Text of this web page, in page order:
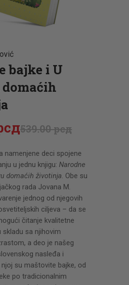
bajke i U
539.00рсд
namenjene deci spojene
u jednu knjigu: Narodne
domaćih životinja. Obe su
rada Jovana M.
jednog od njegovih
ciljeva – da se
čitanje kvalitetne
skladu sa njihovim
a deo je našeg
nasleđa i
su maštovite bajke, od
po tradicionalnim